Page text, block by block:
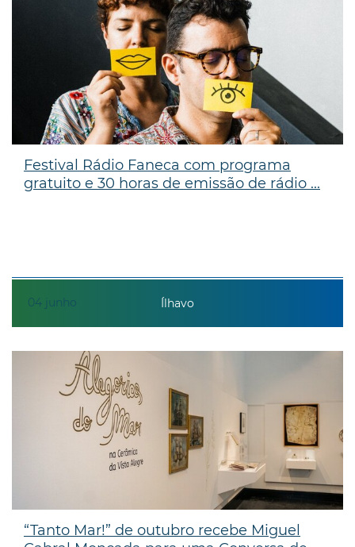
04 junho
Festival Rádio Faneca com programa
gratuito e 30 horas de emissão de rádio ...
Ílhavo
“Tanto Mar!” de outubro recebe Miguel